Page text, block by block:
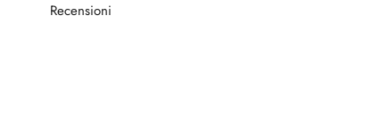
Recensioni